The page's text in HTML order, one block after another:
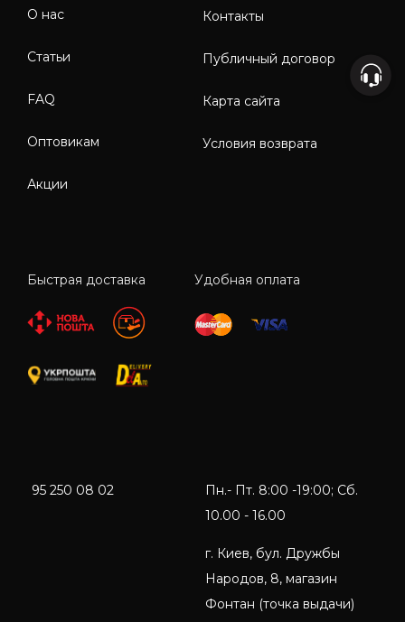
О нас
Статьи
FAQ
Оптовикам
Акции
Контакты
Публичный договор
Карта сайта
Условия возврата
Быстрая доставка Удобная оплата
95 250 08 02
Пн.- Пт. 8:00 -19:00; Сб.
10.00 - 16.00
г. Киев, бул. Дружбы
Народов, 8, магазин
Фонтан (точка выдачи)